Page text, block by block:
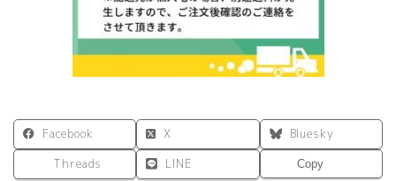
Facebook X
Bluesky
Threads
LINE Copy